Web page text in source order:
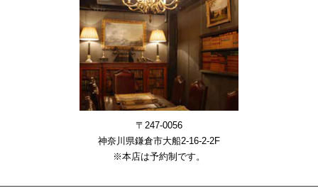
〒247-0056
神奈川県鎌倉市大船2-16-2-2F
※本店は予約制です。